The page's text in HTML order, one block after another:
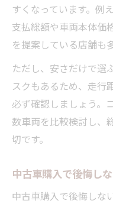
すくなっています。例
支払総額や車両本体価
を提案している店舗も
ただし、安さだけで選
スクもあるため、走行
必ず確認しましょう。
数車両を比較検討し、
切です。
中古車購入で後悔し
中古車購入で後悔しな